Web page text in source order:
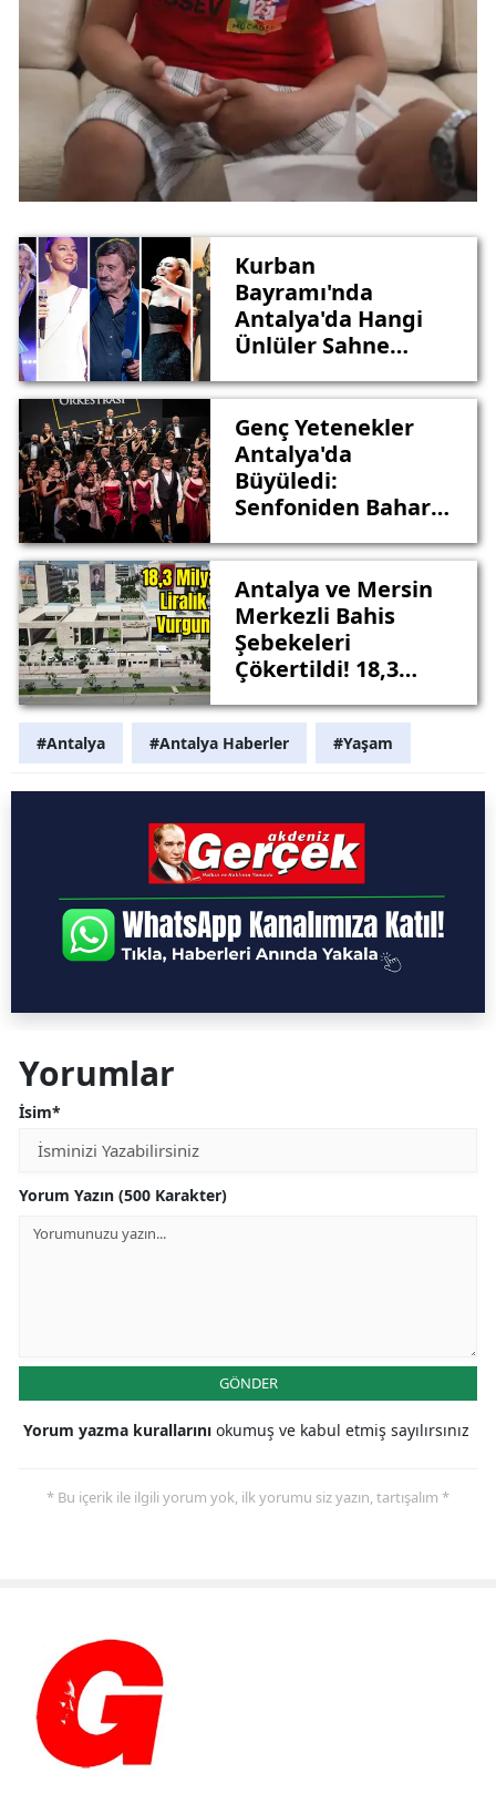
Kurban
Bayramı'nda
Antalya'da Hangi
Ünlüler Sahne
Genç Yetenekler
Antalya'da
Büyüledi:
Senfoniden Bahar
Antalya ve Mersin
Merkezli Bahis
Şebekeleri
Çökertildi! 18,3
Vurgun
#Antalya #Antalya Haberler #Yaşam
Yorumlar
İsim*
Yorum Yazın (500 Karakter)
GÖNDER
Yorum yazma kurallarını okumuş ve kabul etmiş sayılırsınız
* Bu içerik ile ilgili yorum yok, ilk yorumu siz yazın, tartışalım *